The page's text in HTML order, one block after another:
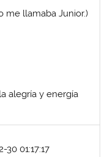
me llamaba Junior.)
alegría y energía
01:17:17